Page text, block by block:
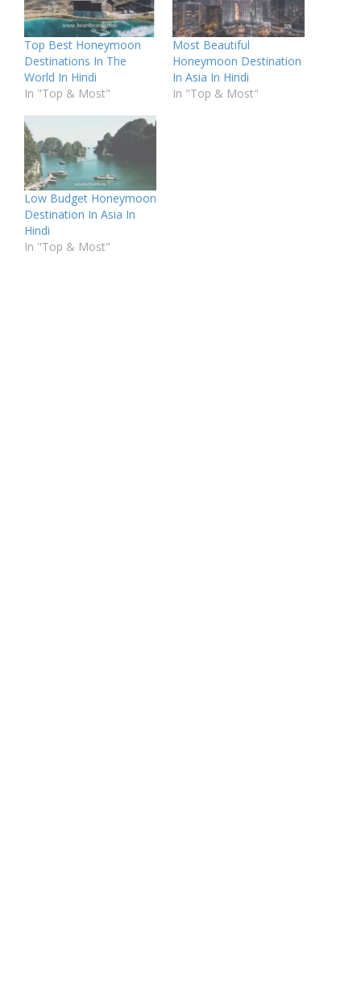
Top Best Honeymoon
Destinations In The
World In Hindi
In "Top & Most"
Most Beautiful
Honeymoon Destination
In Asia In Hindi
In "Top & Most"
Low Budget Honeymoon
Destination In Asia In
Hindi
In "Top & Most"